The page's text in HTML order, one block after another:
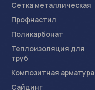
Сетка металлическая
Профнастил
Поликарбонат
Теплоизоляция для
труб
Композитная арматура
Сайдинг